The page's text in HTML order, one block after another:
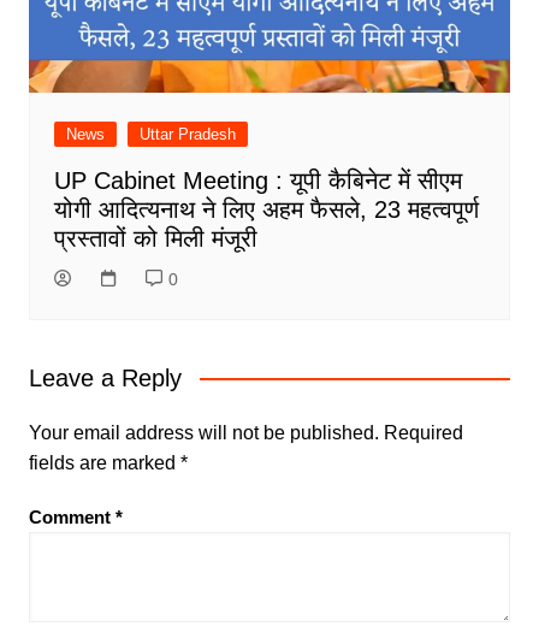
News Uttar Pradesh
UP Cabinet Meeting : यूपी कैबिनेट में सीएम
योगी आदित्यनाथ ने लिए अहम फैसले, 23 महत्वपूर्ण
प्रस्तावों को मिली मंजूरी
0
Leave a Reply
Your email address will not be published. Required
fields are marked *
Comment *